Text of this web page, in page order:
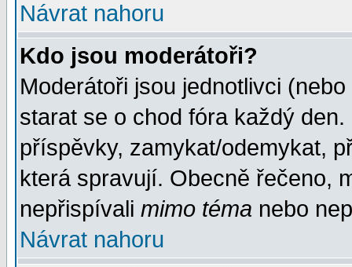
Návrat nahoru
Kdo jsou moderátoři?
Moderátoři jsou jednotlivci
starat se o chod fóra každý
příspěvky, zamykat/odemykat,
která spravují. Obecně řečeno,
nepřispívali mimo téma nebo
Návrat nahoru